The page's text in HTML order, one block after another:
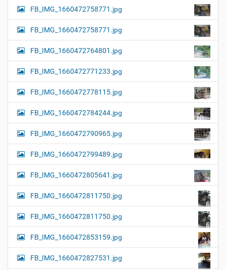
FB_IMG_1660472758771.jpg
FB_IMG_1660472758771.jpg
FB_IMG_1660472764801.jpg
FB_IMG_1660472771233.jpg
FB_IMG_1660472778115.jpg
FB_IMG_1660472784244.jpg
FB_IMG_1660472790965.jpg
FB_IMG_1660472799489.jpg
FB_IMG_1660472805641.jpg
FB_IMG_1660472811750.jpg
FB_IMG_1660472811750.jpg
FB_IMG_1660472853159.jpg
FB_IMG_1660472827531.jpg